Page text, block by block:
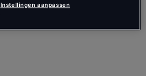
Instellingen aanpassen